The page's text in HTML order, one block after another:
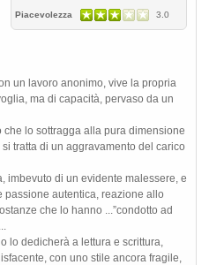
Piacevolezza 3.0
un lavoro anonimo, vive la propria
ma di capacità, pervaso da un
lo sottragga alla pura dimensione
tratta di un aggravamento del carico
imbevuto di un evidente malessere, e
passione autentica, reazione allo
che lo hanno ...”condotto ad
lo dedicherà a lettura e scrittura,
con uno stile ancora fragile,